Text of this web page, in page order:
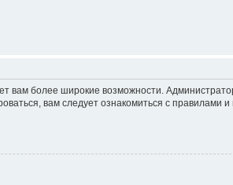
вам более широкие возможности.
вам следует ознакомиться с правилами и